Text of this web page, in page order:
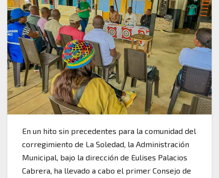
En un hito sin precedentes para la comunidad del
corregimiento de La Soledad, la Administración
Municipal, bajo la dirección de Eulises Palacios
Cabrera, ha llevado a cabo el primer Consejo de